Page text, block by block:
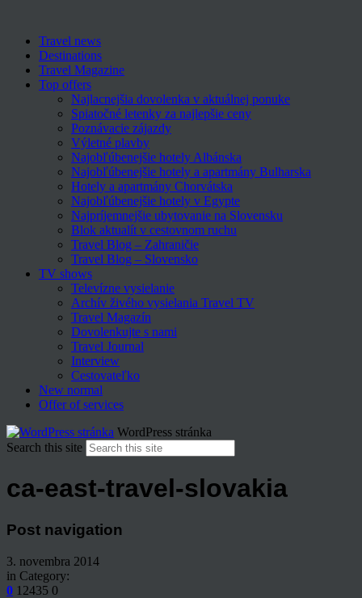
Travel news
Destinations
Travel Magazine
Top offers
Najlacnejšia dovolenka v aktuálnej ponuke
Spiatočné letenky za najlepšie ceny
Poznávacie zájazdy
Výletné plavby
Najobľúbenejšie hotely Albánska
Najobľúbenejšie hotely a apartmány Bulharska
Hotely a apartmány Chorvátska
Najobľúbenejšie hotely v Egypte
Najpríjemnejšie ubytovanie na Slovensku
Blok aktualít v cestovnom ruchu
Travel Blog – Zahraničie
Travel Blog – Slovensko
TV shows
Televízne vysielanie
Archív živého vysielania Travel TV
Travel Magazín
Dovolenkujte s nami
Travel Journal
Interview
Cestovateľko
New normal
Offer of services
WordPress stránka
Search this site
ca-east-travel-slovakia
Post navigation
3. novembra 2014
in Category:
0 12435 0